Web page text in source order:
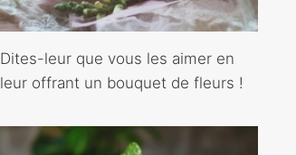
Dites-leur que vous les aimer en
leur offrant un bouquet de fleurs !